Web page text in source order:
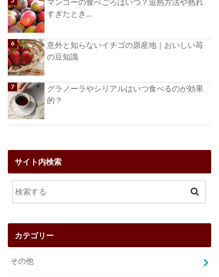
マンゴーの食べごろはいつ？追熟方法や熟れ
すぎたとき...
意外と知らないイチゴの原産地｜おいしい苺
の豆知識
グラノーラやシリアルはいつ食べるのが効果
的？
サイト内検索
カテゴリー
その他